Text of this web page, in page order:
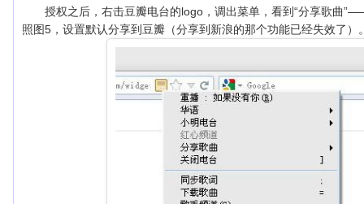
授权之后，右击豆瓣电台的logo，调出菜单，看到“分享歌曲
照图5，设置默认分享到豆瓣（分享到新浪的那个功能已经失效了）